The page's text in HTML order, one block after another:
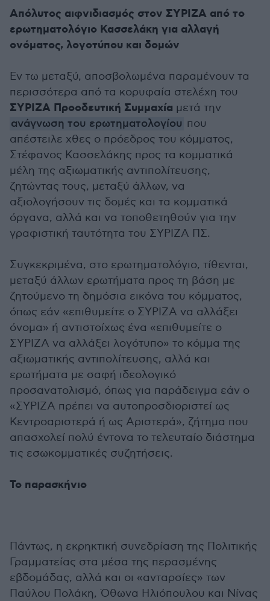
Απόλυτος αιφνιδιασμός στον ΣΥΡΙΖΑ από το
ερωτηματολόγιο Κασσελάκη για αλλαγή
ονόματος, λογοτύπου και δομών
Εν τω μεταξύ, αποσβολωμένα παραμένουν τα
περισσότερα από τα κορυφαία στελέχη του
ΣΥΡΙΖΑ Προοδευτική Συμμαχία μετά την
ανάγνωση του ερωτηματολογίου που
απέστειλε χθες ο πρόεδρος του κόμματος,
Στέφανος Κασσελάκης προς τα κομματικά
μέλη της αξιωματικής αντιπολίτευσης,
ζητώντας τους, μεταξύ άλλων, να
αξιολογήσουν τις δομές και τα κομματικά
όργανα, αλλά και να τοποθετηθούν για την
γραφιστική ταυτότητα του ΣΥΡΙΖΑ ΠΣ.
Συγκεκριμένα, στο ερωτηματολόγιο, τίθενται,
μεταξύ άλλων ερωτήματα προς τη βάση με
ζητούμενο τη δημόσια εικόνα του κόμματος,
όπως εάν «επιθυμείτε ο ΣΥΡΙΖΑ να αλλάξει
όνομα» ή αντιστοίχως ένα «επιθυμείτε ο
ΣΥΡΙΖΑ να αλλάξει λογότυπο» το κόμμα της
αξιωματικής αντιπολίτευσης, αλλά και
ερωτήματα με σαφή ιδεολογικό
προσανατολισμό, όπως για παράδειγμα εάν ο
«ΣΥΡΙΖΑ πρέπει να αυτοπροσδιοριστεί ως
Κεντροαριστερά ή ως Αριστερά», ζήτημα που
απασχολεί πολύ έντονα το τελευταίο διάστημα
τις εσωκομματικές συζητήσεις.
Το παρασκήνιο
Πάντως, η εκρηκτική συνεδρίαση της Πολιτικής
Γραμματείας στα μέσα της περασμένης
εβδομάδας, αλλά και οι «ανταρσίες» των
Παύλου Πολάκη, Όθωνα Ηλιόπουλου και Νίνας